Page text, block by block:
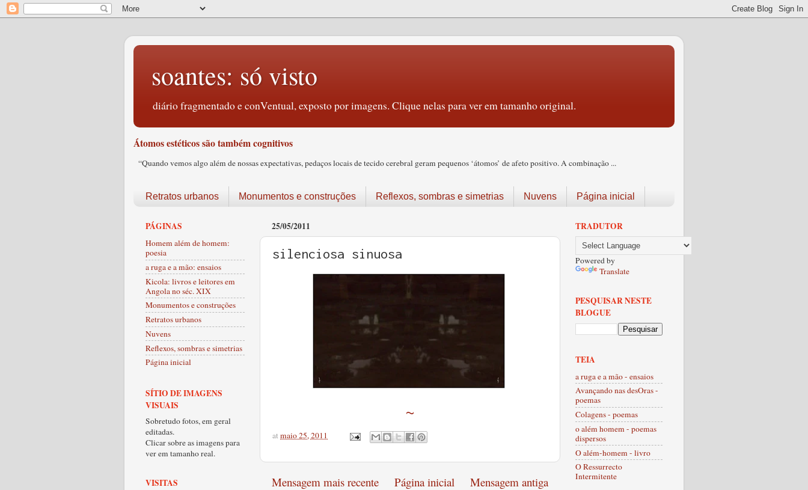
soantes: só visto
diário fragmentado e conVentual, exposto por imagens. Clique nelas para ver em tamanho original.
Átomos estéticos são também cognitivos
“Quando vemos algo além de nossas expectativas, pedaços locais de tecido cerebral geram pequenos ‘átomos’ de afeto positivo. A combinação ...
Retratos urbanos Monumentos e construções Reflexos, sombras e simetrias Nuvens Página inicial
25/05/2011
silenciosa sinuosa
~
atmaio 25, 2011
Mensagem mais recente Mensagem antiga
Página inicial
PÁGINAS
Homem além de homem:
poesia
a ruga e a mão: ensaios
Kicola: livros e leitores em
Angola no séc. XIX
Monumentos e construções
Retratos urbanos
Nuvens
Reflexos, sombras e simetrias
Página inicial
SÍTIO DE IMAGENS
VISUAIS
Sobretudo fotos, em geral
editadas.
Clicar sobre as imagens para
ver em tamanho real.
VISITAS
TRADUTOR
Powered by
Translate
PESQUISAR NESTE
BLOGUE
TEIA
a ruga e a mão - ensaios
Avançando nas desOras -
poemas
Colagens - poemas
o além homem - poemas
dispersos
O além-homem - livro
O Ressurrecto
Intermitente